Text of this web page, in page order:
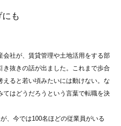
も
会社が、賃貸管理や土地活用をする部
き抜きの話が出ました。これまで歩合
えると若い頃みたいには動けない。な
てはどうだろうという言葉で転職を決
、今では100名ほどの従業員がいる